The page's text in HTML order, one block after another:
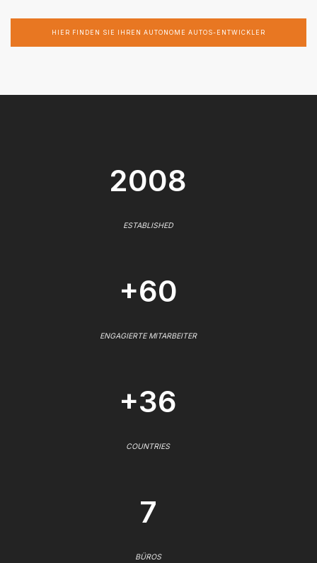
HIER FINDEN SIE IHREN AUTONOME AUTOS-ENTWICKLER
2008
ESTABLISHED
+60
ENGAGIERTE MITARBEITER
+36
COUNTRIES
7
BÜROS